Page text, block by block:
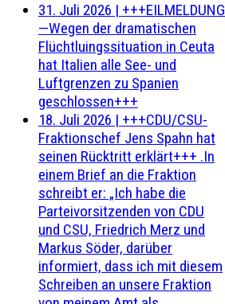
31. Juli 2026 | +++EILMELDUNG
—Wegen der dramatischen
Flüchtluingssituation in Ceuta
hat Italien alle See- und
Luftgrenzen zu Spanien
geschlossen+++
18. Juli 2026 | +++CDU/CSU-
Fraktionschef Jens Spahn hat
seinen Rücktritt erklärt+++ .In
einem Brief an die Fraktion
schreibt er: „Ich habe die
Parteivorsitzenden von CDU
und CSU, Friedrich Merz und
Markus Söder, darüber
informiert, dass ich mit diesem
Schreiben an unsere Fraktion